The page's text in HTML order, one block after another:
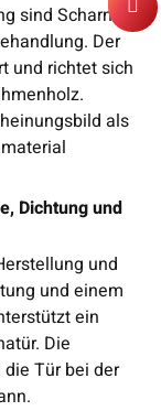
sind Scharniere
Der
und richtet sich
als
Dichtung und
und
und einem
ein
Die
Tür bei der